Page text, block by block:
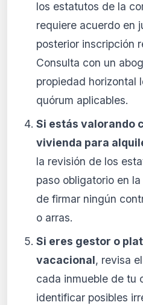
los estatutos de la
requiere acuerdo en
posterior inscripción
Consulta con un
propiedad horizontal
quórum aplicables.
Si estás valorando
vivienda para
la revisión de los
paso obligatorio en
de firmar ningún
o arras.
Si eres gestor o
vacacional, revisa
cada inmueble de tu
identificar posibles